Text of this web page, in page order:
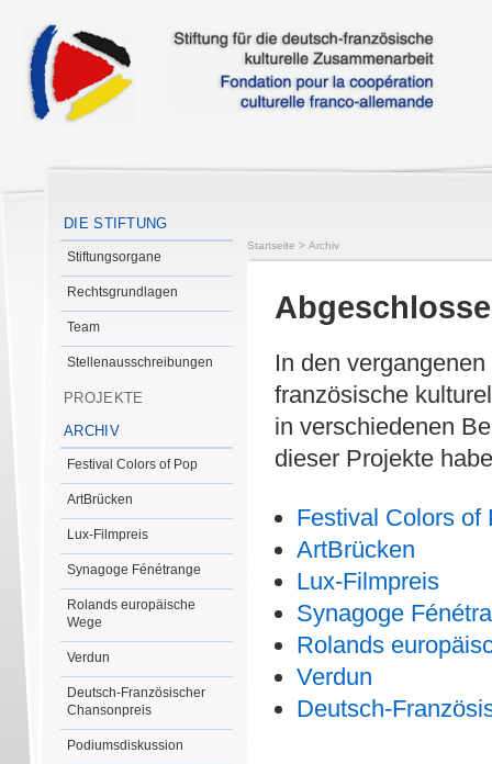
DIE STIFTUNG
Stiftungsorgane
Rechtsgrundlagen
Team
Stellenausschreibungen
PROJEKTE
ARCHIV
Festival Colors of Pop
ArtBrücken
Lux-Filmpreis
Synagoge Fénétrange
Rolands europäische
Wege
Verdun
Deutsch-Französischer
Chansonpreis
Podiumsdiskussion
Startseite > Archiv
In den
französische
in verschiedenen
dieser Projekte
Festival Colors of
ArtBrücken
Lux-Filmpreis
Synagoge
Rolands
Verdun
Deutsch-